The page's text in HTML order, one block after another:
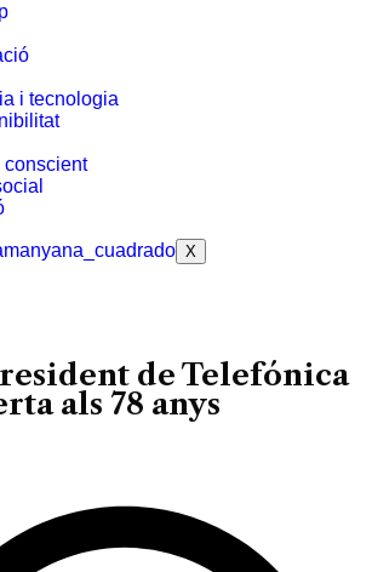
i tecnologia
conscient
X
de Telefónica
als 78 anys